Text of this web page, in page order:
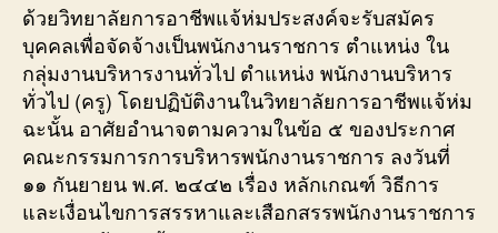
ด้วยวิทยาลัยการอาชีพแจ้ห่มประสงค์จะรับสมัคร
บุคคลเพื่อจัดจ้างเป็นพนักงานราชการ ตำแหน่ง ใน
กลุ่มงานบริหารงานทั่วไป ตำแหน่ง พนักงานบริหาร
ทั่วไป (ครู) โดยปฏิบัติงานในวิทยาลัยการอาชีพแจ้ห่ม
ฉะนั้น อาศัยอำนาจตามความในข้อ ๕ ของประกาศ
คณะกรรมการการบริหารพนักงานราชการ ลงวันที่
๑๑ กันยายน พ.ศ. ๒๔๔๒ เรื่อง หลักเกณฑ์ วิธีการ
และเงื่อนไขการสรรหาและเสือกสรรพนักงานราชการ